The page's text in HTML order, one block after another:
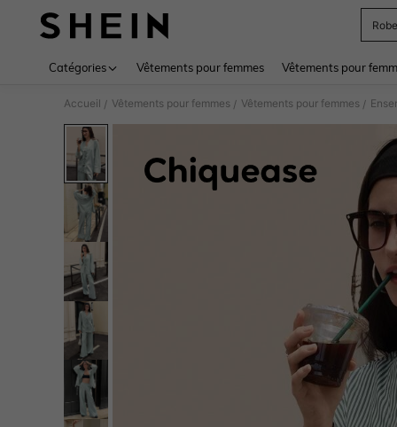
Robe
Catégories Vêtements pour femmes Vêtements pour
Accueil / Vêtements pour femmes / Vêtements pour femmes /